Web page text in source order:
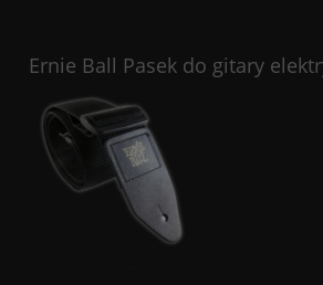
Ernie Ball Pasek do gitary